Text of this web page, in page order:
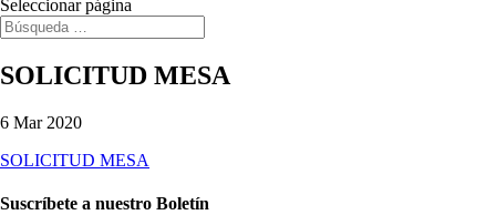
Seleccionar página
SOLICITUD MESA
6 Mar 2020
SOLICITUD MESA
Suscríbete a nuestro Boletín